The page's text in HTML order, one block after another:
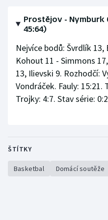
Prostějov - Nymburk
45:64)
Nejvíce bodů: Švrdlík
Kohout 11 - Simmons
13, Ilievski 9. Rozhodčí:
Vondráček. Fauly:
Trojky: 4:7. Stav série:
ŠTÍTKY
Basketbal Domácí soutěže